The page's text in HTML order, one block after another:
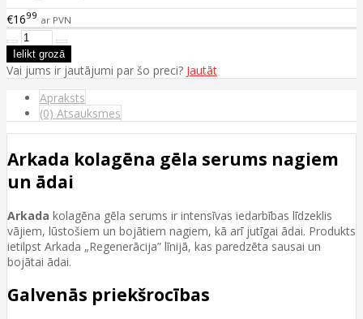
€1699 ar PVN
Vai jums ir jautājumi par šo preci? Jautāt
Apraksts
(0) Atsauksmes
Arkada kolagēna gēla serums nagiem
un ādai
Arkada kolagēna gēla serums ir intensīvas iedarbības līdzeklis
vājiem, lūstošiem un bojātiem nagiem, kā arī jutīgai ādai. Produkts
ietilpst Arkada „Regenerācija” līnijā, kas paredzēta sausai un
bojātai ādai.
Galvenās priekšrocības